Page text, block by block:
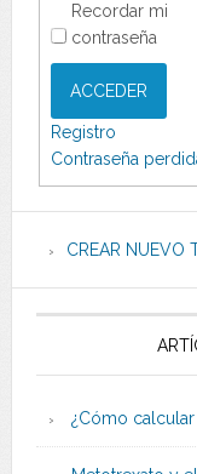
Recordar mi
contraseña
ACCEDER
Registro
Contraseña
CREAR NUEVO
¿Cómo